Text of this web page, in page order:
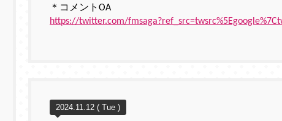
＊コメントOA
https://twitter.com/
2024.11.12 ( Tue )